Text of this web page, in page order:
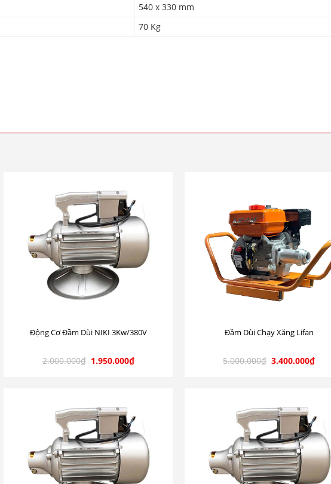
540 x 330 mm
70 Kg
Động Cơ Đầm Dùi NIKI 3Kw/380V
2.000.000₫ 1.950.000₫
Đầm Dùi Chạy Xăng Lifan
5.000.000₫ 3.400.000₫